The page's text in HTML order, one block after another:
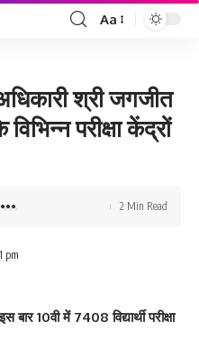
Font
Aa
श्री जगजीत
परीक्षा केंद्रों
pm
2 Min Read
बार 10वी में 7408 विद्यार्थी परीक्षा